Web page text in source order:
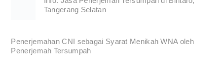
Tangerang Selatan
Penerjemahan CNI sebagai Syarat Menikah WNA oleh
Penerjemah Tersumpah